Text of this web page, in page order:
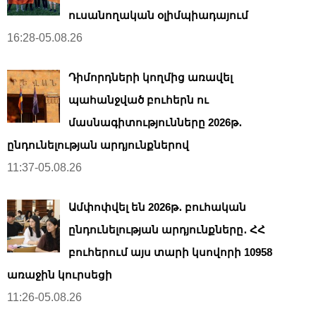
ուսանողական օլիմպիադայում
16:28-05.08.26
Դիմորդների կողմից առավել
պահանջված բուհերն ու
մասնագիտությունները 2026թ․
ընդունելության արդյունքներով
11:37-05.08.26
Ամփոփվել են 2026թ․ բուհական
ընդունելության արդյունքները․ ՀՀ
բուհերում այս տարի կսովորի 10958
առաջին կուրսեցի
11:26-05.08.26